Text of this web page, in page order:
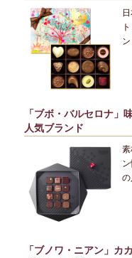
「ブボ・バルセロナ」
人気ブランド
素
の
「ブノワ・ニアン」カ